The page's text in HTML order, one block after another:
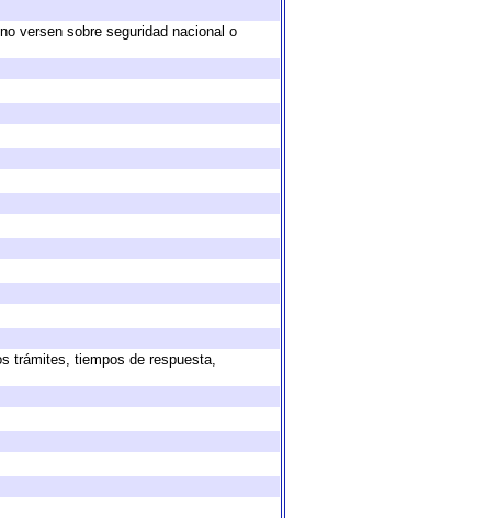
versen sobre seguridad nacional o
trámites, tiempos de respuesta,